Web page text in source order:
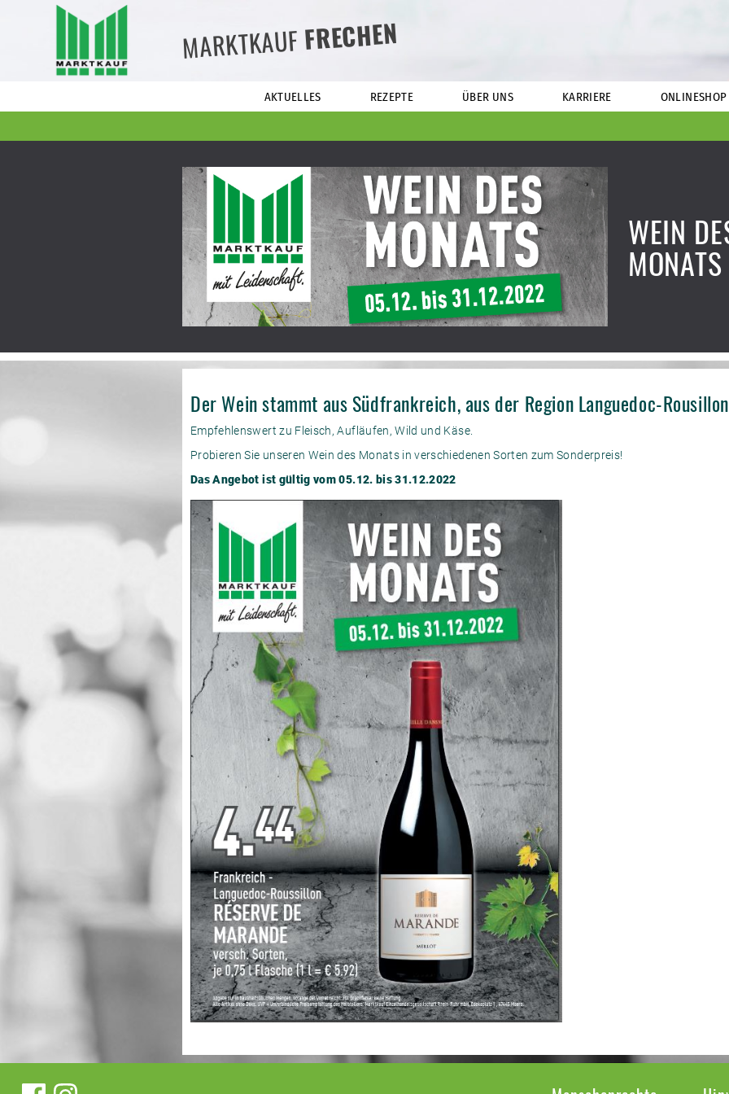
MARKTKAUFFRECHEN
AKTUELLES REZEPTE ÜBER UNS KARRIERE ONLINESHOP
WEIN
MONATS
Der Wein stammt aus Südfrankreich, aus der Region Languedoc-
Empfehlenswert zu Fleisch, Aufläufen, Wild und Käse.
Probieren Sie unseren Wein des Monats in verschiedenen Sorten zum Sonderpreis!
Das Angebot ist gültig vom 05.12. bis 31.12.2022